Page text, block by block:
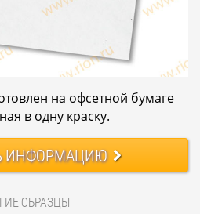
на офсетной бумаге
в одну краску.
ИНФОРМАЦИЮ
ОБРАЗЦЫ